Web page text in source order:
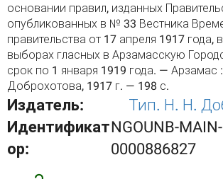
основании правил, изданных
опубликованных в № 33 Вестника
правительства от 17 апреля 1917 года,
выборах гласных в Арзамасскую
срок по 1 января 1919 года. — Арзамас
Доброхотова, 1917 г. — 198 с.
Издатель:
Тип. Н. Н.
Идентификат
ор:
NGOUNB-
0000886827